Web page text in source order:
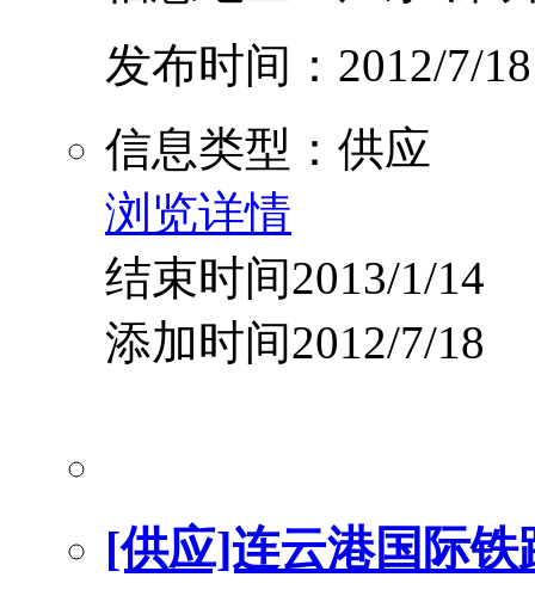
发布时间：2012/7/18
信息类型：供应
浏览详情
结束时间2013/1/14
添加时间2012/7/18
[供应]连云港国际